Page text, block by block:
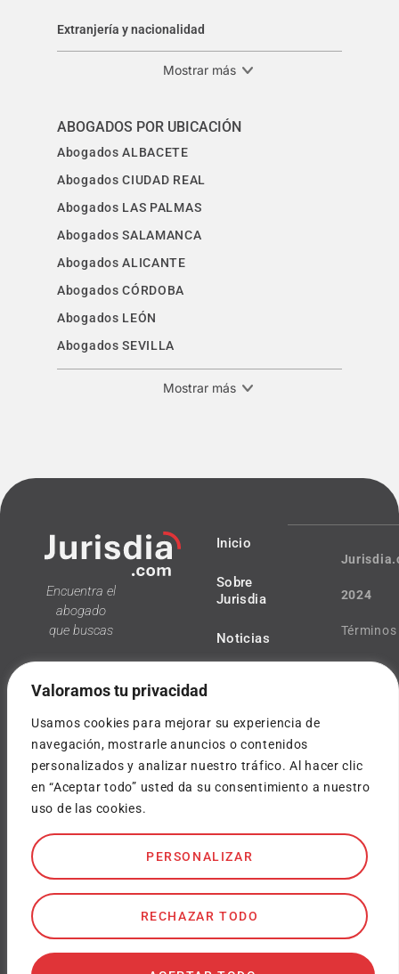
Valoramos tu privacidad
Usamos cookies para mejorar su experiencia de
navegación, mostrarle anuncios o contenidos
personalizados y analizar nuestro tráfico. Al hacer clic
en “Aceptar todo” usted da su consentimiento a nuestro
uso de las cookies.
PERSONALIZAR
RECHAZAR TODO
Extranjería y nacionalidad
Mostrar más
ABOGADOS POR UBICACIÓN
Abogados ALBACETE
Abogados CIUDAD REAL
Abogados LAS PALMAS
Abogados SALAMANCA
Abogados ALICANTE
Abogados CÓRDOBA
Abogados LEÓN
Abogados SEVILLA
Mostrar más
Encuentra el
abogado
que buscas
Inicio
Sobre
Jurisdia
Noticias
¿Tienes
dudas?
2024
Términos
y
de
Cookies
Diseñado